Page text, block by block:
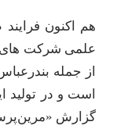
هم اکنون
علمی شرکت های
از جمله
است و در
گزارش